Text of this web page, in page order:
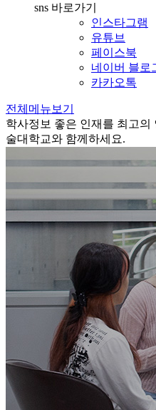
sns 바로가기
인스타그램
유튜브
페이스북
네이버 블로
카카오톡
전체메뉴보기
학사정보 좋은 인재를 최고의
술대학교와 함께하세요.